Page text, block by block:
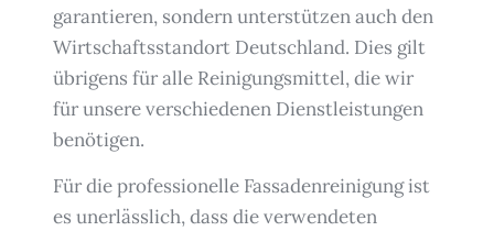
garantieren, sondern unterstützen auch den
Wirtschaftsstandort Deutschland. Dies gilt
übrigens für alle Reinigungsmittel, die wir
für unsere verschiedenen Dienstleistungen
benötigen.
Für die professionelle Fassadenreinigung ist
es unerlässlich, dass die verwendeten